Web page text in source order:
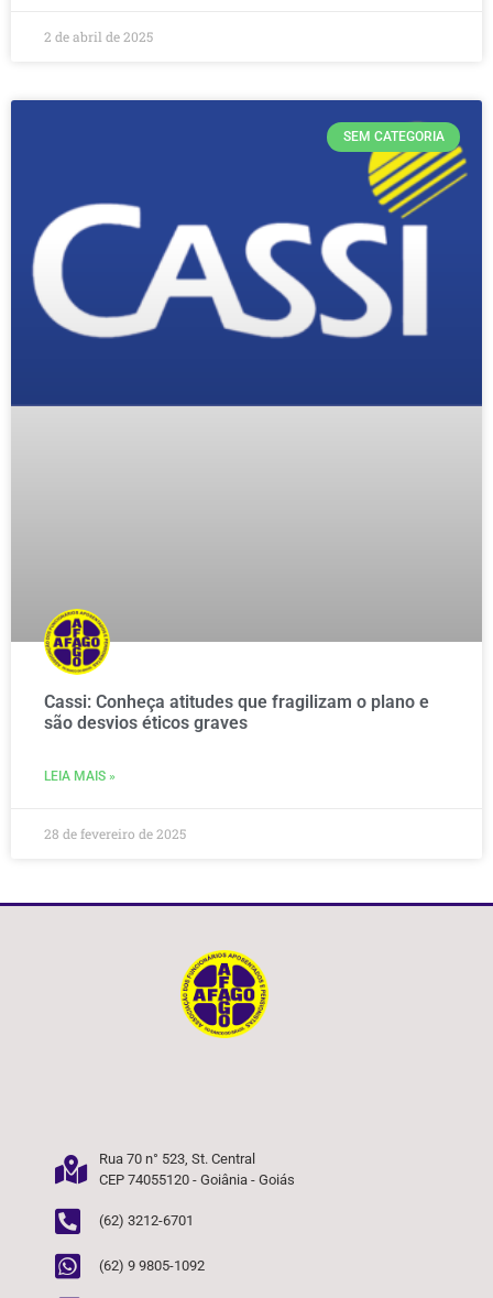
2 de abril de 2025
SEM CATEGORIA
Cassi: Conheça atitudes que fragilizam o plano e
são desvios éticos graves
LEIA MAIS »
28 de fevereiro de 2025
Rua 70 n° 523, St. Central
CEP 74055120 - Goiânia - Goiás
(62) 3212-6701
(62) 9 9805-1092